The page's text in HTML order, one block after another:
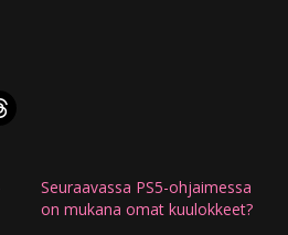
Seuraavassa PS5-ohjaimessa
on mukana omat kuulokkeet?